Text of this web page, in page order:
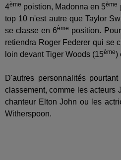
4ème poistion, Madonna en 5ème
top 10 n'est autre que Taylor
se classe en 6ème position.
retiendra Roger Federer qui se
loin devant Tiger Woods (15ème)
D'autres personnalités
classement, comme les acteurs
chanteur Elton John ou les
Witherspoon.